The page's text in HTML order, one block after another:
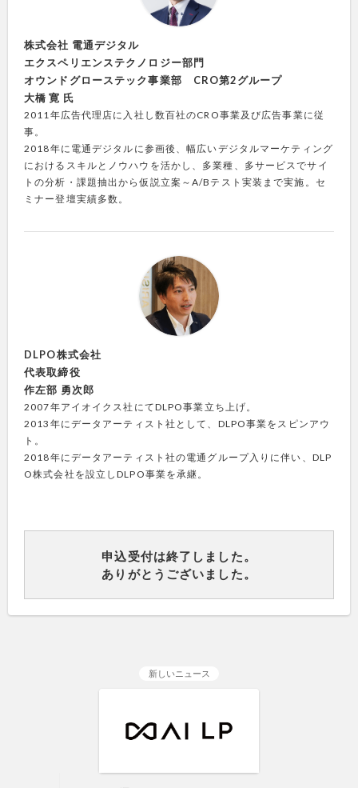
株式会社 電通デジタル
エクスペリエンステクノロジー部門
オウンドグローステック事業部 CRO第2グループ
大橋 寛 氏
2011年広告代理店に入社し数百社のCRO事業及び広告事業に従
事。
2018年に電通デジタルに参画後、幅広いデジタルマーケティング
におけるスキルとノウハウを活かし、多業種、多サービスでサイ
トの分析・課題抽出から仮説立案～A/Bテスト実装まで実施。セ
ミナー登壇実績多数。
DLPO株式会社
代表取締役
作左部 勇次郎
2007年アイオイクス社にてDLPO事業立ち上げ。
2013年にデータアーティスト社として、DLPO事業をスピンアウ
ト。
2018年にデータアーティスト社の電通グループ入りに伴い、DLP
O株式会社を設立しDLPO事業を承継。
申込受付は終了しました。
ありがとうございました。
新しいニュース